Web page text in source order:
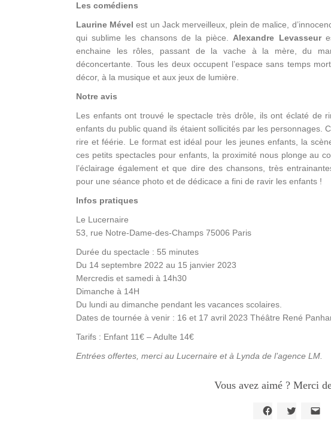
Les comédiens
Laurine Mével est un Jack merveilleux, plein de malice,
qui sublime les chansons de la pièce. Alexandre Levasseur
enchaine les rôles, passant de la vache à la mère, du
déconcertante. Tous les deux occupent l’espace sans temps
décor, à la musique et aux jeux de lumière.
Notre avis
Les enfants ont trouvé le spectacle très drôle, ils ont éclaté de
enfants du public quand ils étaient sollicités par les personnages.
rire et féérie. Le format est idéal pour les jeunes enfants, la
ces petits spectacles pour enfants, la proximité nous plonge au
l’éclairage également et que dire des chansons, très
pour une séance photo et de dédicace a fini de ravir les enfants !
Infos pratiques
Le Lucernaire
53, rue Notre-Dame-des-Champs 75006 Paris
Durée du spectacle : 55 minutes
Du 14 septembre 2022 au 15 janvier 2023
Mercredis et samedi à 14h30
Dimanche à 14H
Du lundi au dimanche pendant les vacances scolaires.
Dates de tournée à venir : 16 et 17 avril 2023 Théâtre René
Tarifs : Enfant 11€ – Adulte 14€
Entrées offertes, merci au Lucernaire et à Lynda de l’agence LM.
Vous avez aimé ? Merci